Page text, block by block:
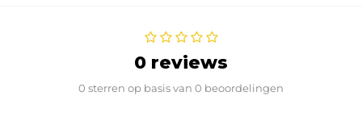
0 reviews
0 sterren op basis van 0 beoordelingen